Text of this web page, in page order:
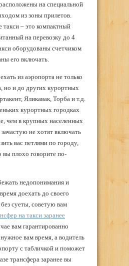
на специальной
из зоны прилетов.
такси – это компактный
на перевозку до 4
оборудованы счетчиком
его включать.
из аэропорта не только
но и до других курортных
Яликавак, Торба и т.д.
курортных городках
чем в крупных населенных
не хотят включать
вас петлями по городу,
вы плохо говорите по-
недопонимания и
доехать до своего
суеты, советую вам
на такси заранее
вам гарантированно
вам время, а водитель
с табличкой и поможет
трансфера заранее вы